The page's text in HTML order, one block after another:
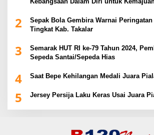
2
Sepak Bola Gembira Warnai Peringatan
Tingkat Kab. Takalar
3
Semarak HUT RI ke-79 Tahun 2024,
Sepeda Santai/Sepeda Hias
4 Saat Bepe Kehilangan Medali Juara
5 Jersey Persija Laku Keras Usai Juara